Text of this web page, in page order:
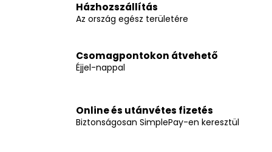
Házhozszállítás
Az ország egész területére
Csomagpontokon átvehető
Éjjel-nappal
Online és utánvétes fizetés
Biztonságosan SimplePay-en keresztül